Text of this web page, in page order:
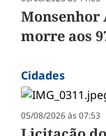
Monsenhor
morre aos
Cidades
05/08/2026 às 07:53